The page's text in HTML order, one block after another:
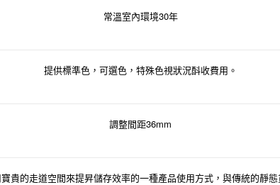
常溫室內環境30年
提供標準色，可選色，特殊色視狀況酙收費用。
調整間距36mm
貴的走道空間來提昇儲存效率的一種產品使用方式，與傳統的靜